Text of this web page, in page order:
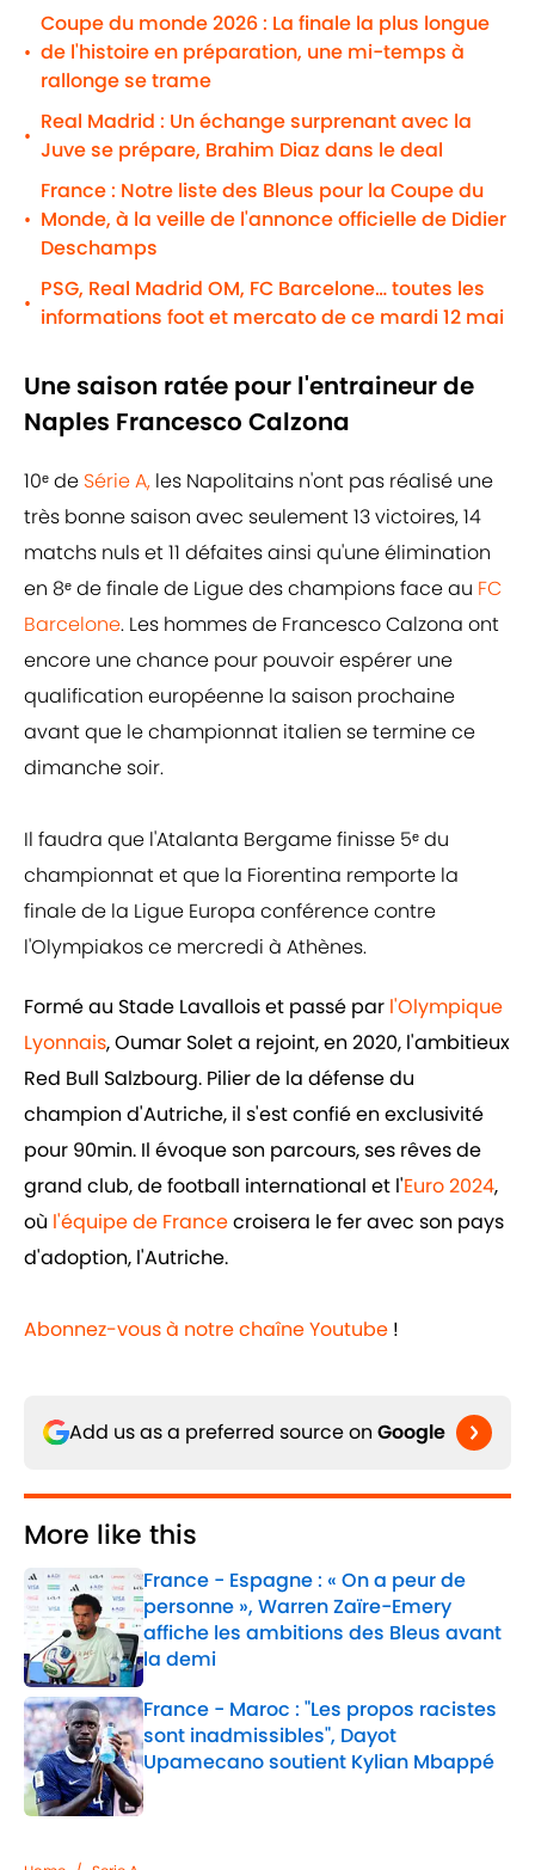
•
Coupe du monde 2026 : La finale la plus longue
de l'histoire en préparation, une mi-temps à
rallonge se trame
•
Real Madrid : Un échange surprenant avec la
Juve se prépare, Brahim Diaz dans le deal
•
France : Notre liste des Bleus pour la Coupe du
Monde, à la veille de l'annonce officielle de Didier
Deschamps
•
PSG, Real Madrid OM, FC Barcelone… toutes les
informations foot et mercato de ce mardi 12 mai
Une saison ratée pour l'entraineur de
Naples Francesco Calzona
10ᵉ de Série A, les Napolitains n'ont pas réalisé une
très bonne saison avec seulement 13 victoires, 14
matchs nuls et 11 défaites ainsi qu'une élimination
en 8ᵉ de finale de Ligue des champions face au FC
Barcelone. Les hommes de Francesco Calzona ont
encore une chance pour pouvoir espérer une
qualification européenne la saison prochaine
avant que le championnat italien se termine ce
dimanche soir.
Il faudra que l'Atalanta Bergame finisse 5ᵉ du
championnat et que la Fiorentina remporte la
finale de la Ligue Europa conférence contre
l'Olympiakos ce mercredi à Athènes.
Formé au Stade Lavallois et passé par l'Olympique
Lyonnais, Oumar Solet a rejoint, en 2020, l'ambitieux
Red Bull Salzbourg. Pilier de la défense du
champion d'Autriche, il s'est confié en exclusivité
pour 90min. Il évoque son parcours, ses rêves de
grand club, de football international et l'Euro 2024,
où l'équipe de Francecroisera le fer avec son pays
d'adoption, l'Autriche.
Abonnez-vous à notre chaîne Youtube !
Add us as a preferred source on Google
More like this
France - Espagne : « On a peur de
personne », Warren Zaïre-Emery
affiche les ambitions des Bleus avant
la demi
Published by on Invalid Date
France - Maroc : "Les propos racistes
sont inadmissibles", Dayot
Upamecano soutient Kylian Mbappé
Published by on Invalid Date